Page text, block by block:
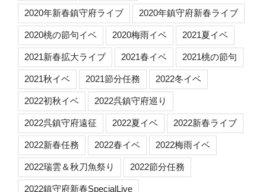
2020年新春鎮守府ライブ 2020年鎮守府新春ライブ
2020桃の節句イベ 2020梅雨イベ 2021夏イベ
2021新春拡大ライブ 2021春イベ 2021桃の節句
2021秋イベ 2021節分任務 2022冬イベ
2022初秋イベ 2022呉鎮守府巡り
2022呉鎮守府遠征 2022夏イベ 2022新春ライブ
2022新春任務 2022春イベ 2022梅雨イベ
2022瑞雲＆秋刀魚祭り 2022節分任務
2022鎮守府新春SpecialLive